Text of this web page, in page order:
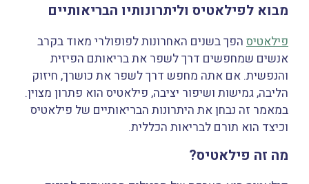
מבוא לפילאטיס וליתרונותיו הבריאותיים
פילאטיס הפך בשנים האחרונות לפופולרי מאוד בקרב
אנשים שמחפשים דרך לשפר את בריאותם הפיזית
והנפשית. אם אתה מחפש דרך לשפר את כושרך, חיזוק
הליבה, גמישות ושיפור יציבה, פילאטיס הוא פתרון מצוין.
במאמר זה נבחן את היתרונות הבריאותיים של פילאטיס
וכיצד הוא תורם לבריאות הכללית.
מה זה פילאטיס?